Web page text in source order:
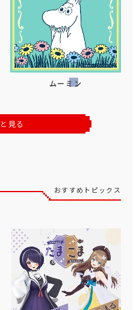
ムーミン
見る
おすすめトピックス